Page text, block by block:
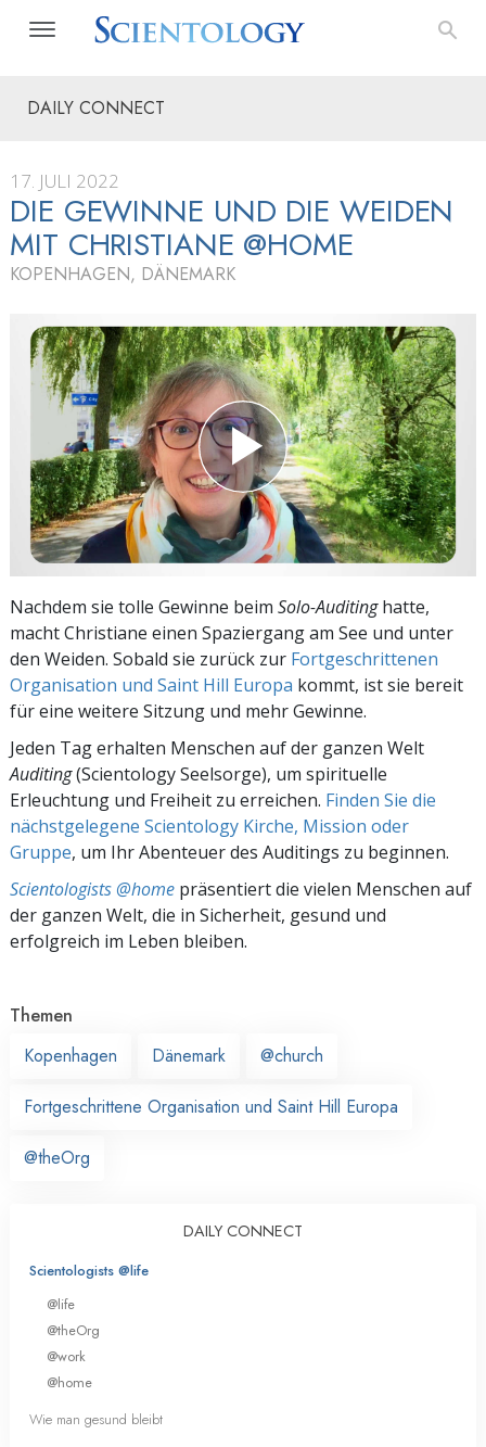
DAILY CONNECT
17. JULI 2022
DIE GEWINNE UND DIE WEIDEN
MIT CHRISTIANE @HOME
KOPENHAGEN, DÄNEMARK
Nachdem sie tolle Gewinne beim Solo-Auditinghatte,
macht Christiane einen Spaziergang am See und unter
den Weiden. Sobald sie zurück zur Fortgeschrittenen
Organisation und Saint Hill Europa kommt, ist sie bereit
für eine weitere Sitzung und mehr Gewinne.
Jeden Tag erhalten Menschen auf der ganzen Welt
Auditing(Scientology Seelsorge), um spirituelle
Erleuchtung und Freiheit zu erreichen. Finden Sie die
nächstgelegene Scientology Kirche, Mission oder
Gruppe, um Ihr Abenteuer des Auditings zu beginnen.
Scientologists @home präsentiert die vielen Menschen auf
der ganzen Welt, die in Sicherheit, gesund und
erfolgreich im Leben bleiben.
Themen
Kopenhagen
Dänemark @church
Fortgeschrittene Organisation und Saint Hill Europa
@theOrg
DAILY CONNECT
Scientologists @life
@life
@theOrg
@work
@home
Wie man gesund bleibt